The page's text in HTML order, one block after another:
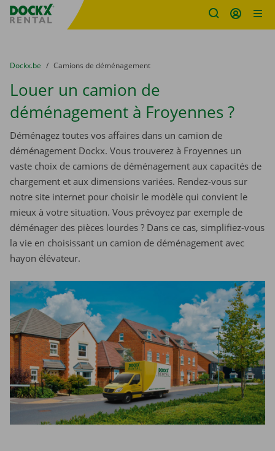
sitename
You are here:
du
Dockx.be to
Camions de déménagement
Louer un camion de
déménagement à Froyennes ?
Déménagez toutes vos affaires dans un camion de
déménagement Dockx. Vous trouverez à Froyennes un
vaste choix de camions de déménagement aux capacités de
chargement et aux dimensions variées. Rendez-vous sur
notre site internet pour choisir le modèle qui convient le
mieux à votre situation. Vous prévoyez par exemple de
déménager des pièces lourdes ? Dans ce cas, simplifiez-vous
la vie en choisissant un camion de déménagement avec
hayon élévateur.